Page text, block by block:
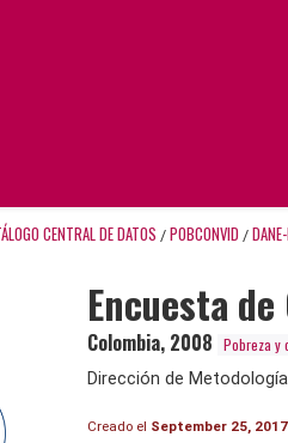
CENTRAL DE DATOS / POBCONVID /
Encuesta
Colombia, 2008 Pobreza y
Dirección de
Creado el September 25, 2017